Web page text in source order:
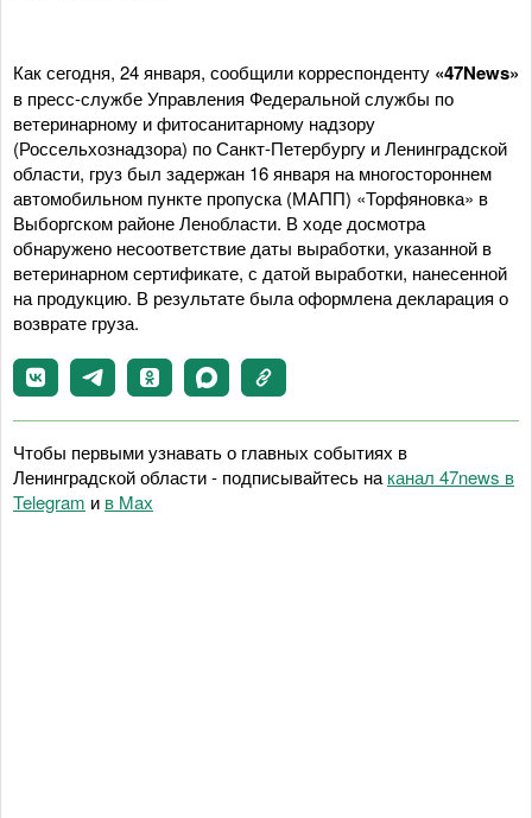
Как сегодня, 24 января, сообщили корреспонденту «47News»
в пресс-службе Управления Федеральной службы по
ветеринарному и фитосанитарному надзору
(Россельхознадзора) по Санкт-Петербургу и Ленинградской
области, груз был задержан 16 января на многостороннем
автомобильном пункте пропуска (МАПП) «Торфяновка» в
Выборгском районе Ленобласти. В ходе досмотра
обнаружено несоответствие даты выработки, указанной в
ветеринарном сертификате, с датой выработки, нанесенной
на продукцию. В результате была оформлена декларация о
возврате груза.
Чтобы первыми узнавать о главных событиях в
Ленинградской области - подписывайтесь на канал 47news в
Telegram и в Maх